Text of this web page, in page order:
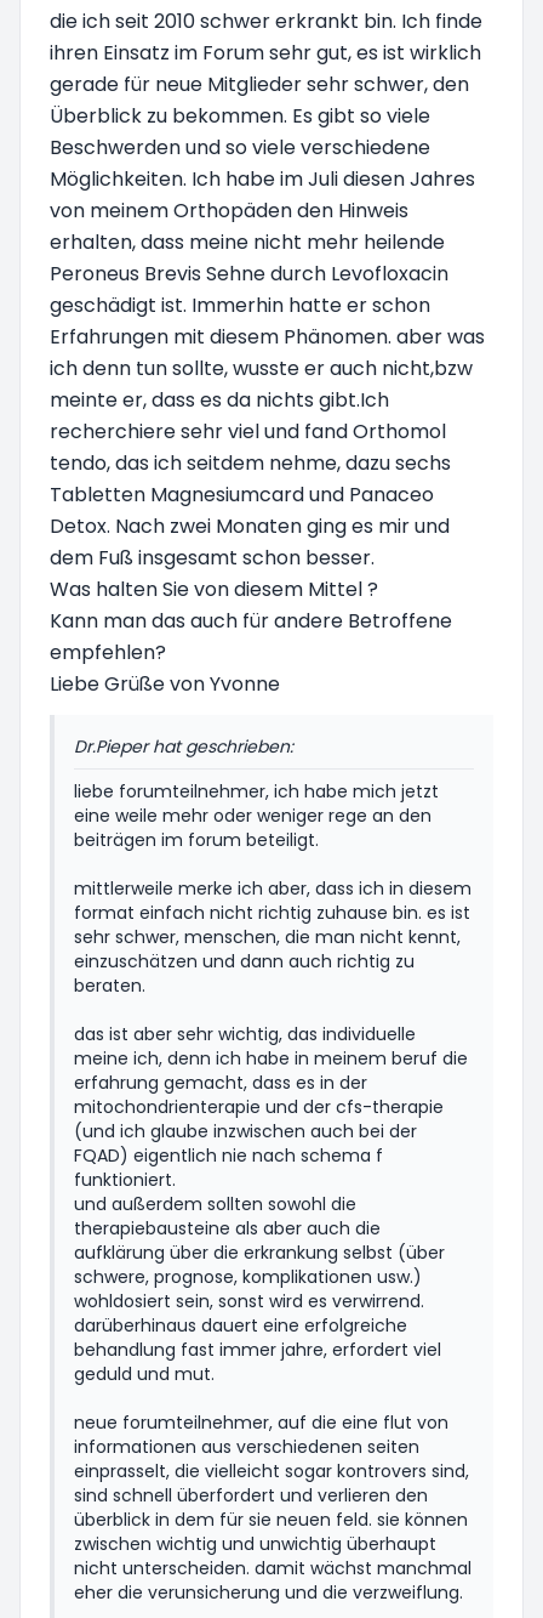
die ich seit 2010 schwer erkrankt bin. Ich finde
ihren Einsatz im Forum sehr gut, es ist wirklich
gerade für neue Mitglieder sehr schwer, den
Überblick zu bekommen. Es gibt so viele
Beschwerden und so viele verschiedene
Möglichkeiten. Ich habe im Juli diesen Jahres
von meinem Orthopäden den Hinweis
erhalten, dass meine nicht mehr heilende
Peroneus Brevis Sehne durch Levofloxacin
geschädigt ist. Immerhin hatte er schon
Erfahrungen mit diesem Phänomen. aber was
ich denn tun sollte, wusste er auch nicht,bzw
meinte er, dass es da nichts gibt.Ich
recherchiere sehr viel und fand Orthomol
tendo, das ich seitdem nehme, dazu sechs
Tabletten Magnesiumcard und Panaceo
Detox. Nach zwei Monaten ging es mir und
dem Fuß insgesamt schon besser.
Was halten Sie von diesem Mittel ?
Kann man das auch für andere Betroffene
empfehlen?
Liebe Grüße von Yvonne
Dr.Pieper hat geschrieben:
liebe forumteilnehmer, ich habe mich jetzt
eine weile mehr oder weniger rege an den
beiträgen im forum beteiligt.
mittlerweile merke ich aber, dass ich in diesem
format einfach nicht richtig zuhause bin. es ist
sehr schwer, menschen, die man nicht kennt,
einzuschätzen und dann auch richtig zu
beraten.
das ist aber sehr wichtig, das individuelle
meine ich, denn ich habe in meinem beruf die
erfahrung gemacht, dass es in der
mitochondrienterapie und der cfs-therapie
(und ich glaube inzwischen auch bei der
FQAD) eigentlich nie nach schema f
funktioniert.
und außerdem sollten sowohl die
therapiebausteine als aber auch die
aufklärung über die erkrankung selbst (über
schwere, prognose, komplikationen usw.)
wohldosiert sein, sonst wird es verwirrend.
darüberhinaus dauert eine erfolgreiche
behandlung fast immer jahre, erfordert viel
geduld und mut.
neue forumteilnehmer, auf die eine flut von
informationen aus verschiedenen seiten
einprasselt, die vielleicht sogar kontrovers sind,
sind schnell überfordert und verlieren den
überblick in dem für sie neuen feld. sie können
zwischen wichtig und unwichtig überhaupt
nicht unterscheiden. damit wächst manchmal
eher die verunsicherung und die verzweiflung.